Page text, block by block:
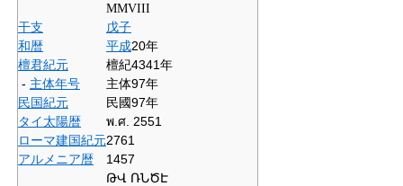
MMVIII
干支
戊子
和暦
平成20年
檀君紀元
檀紀4341年
- 主体年号
主体97年
民国紀元
民國97年
タイ太陽暦
พ.ศ. 2551
ローマ建国紀元2761
アルメニア暦
1457
ԹՎ ՌՆԾԷ